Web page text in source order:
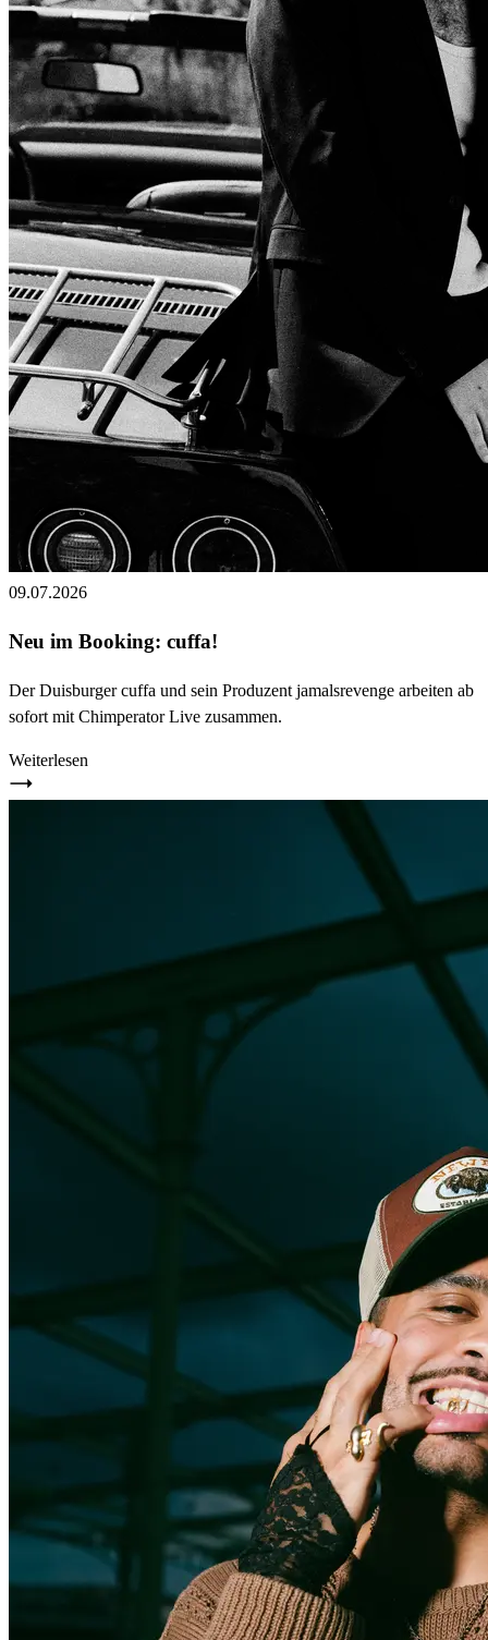
09.07.2026
Neu im Booking: cuffa!
Der Duisburger cuffa und sein Produzent jamalsrevenge arbeiten ab
sofort mit Chimperator Live zusammen.
Weiterlesen